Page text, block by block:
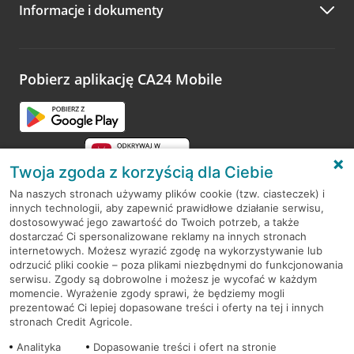
Zachęcamy do podzielenia się z nami opinią o wizycie.
opinie.
Informacje i dokumenty
Pobierz aplikację CA24 Mobile
RODO
Regulamin serwisu
Mapa serwisu
PolitykaCookies
Twoja zgoda z korzyścią dla Ciebie
Na naszych stronach używamy plików cookie (tzw. ciasteczek) i
innych technologii, aby zapewnić prawidłowe działanie serwisu,
dostosowywać jego zawartość do Twoich potrzeb, a także
dostarczać Ci spersonalizowane reklamy na innych stronach
internetowych. Możesz wyrazić zgodę na wykorzystywanie lub
odrzucić pliki cookie – poza plikami niezbędnymi do funkcjonowania
serwisu. Zgody są dobrowolne i możesz je wycofać w każdym
momencie. Wyrażenie zgody sprawi, że będziemy mogli
prezentować Ci lepiej dopasowane treści i oferty na tej i innych
stronach Credit Agricole.
Analityka
Dopasowanie treści i ofert na stronie